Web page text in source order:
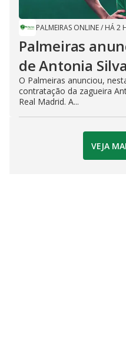
PALMEIRAS ONLINE/ HÁ 2
Palmeiras
de Antonia
O Palmeiras anunciou,
contratação da zagueira
Real Madrid. A...
VEJA